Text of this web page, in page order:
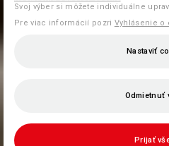
Svoj výber si môžete individuálne
Pre viac informácií pozri Vyhlásenie o
Nastaviť
Odmietnuť
Prijať